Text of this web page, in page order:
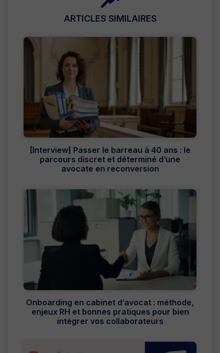
ARTICLES SIMILAIRES
[Interview] Passer le barreau à 40 ans : le
parcours discret et déterminé d’une
avocate en reconversion
Onboarding en cabinet d’avocat : méthode,
enjeux RH et bonnes pratiques pour bien
intégrer vos collaborateurs